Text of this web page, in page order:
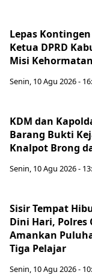
Lepas
Ketua DPRD
Misi
Senin, 10 Agu 2026 -
KDM dan
Barang Bukti
Knalpot Brong
Senin, 10 Agu 2026 -
Sisir Tempat
Dini Hari, Polres
Amankan
Tiga Pelajar
Senin, 10 Agu 2026 -